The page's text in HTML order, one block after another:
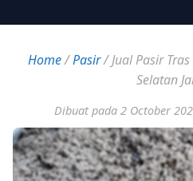
Home/Pasir/Jual Pasir
Selatan
Dibuat pada 2 October